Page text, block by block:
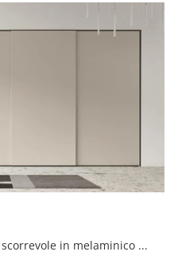
Ecco qui l'armadio Liscia Anta scorrevole in melaminico di Maronese! Una ricca gamma di armadi a muro con ante scorrevoli.